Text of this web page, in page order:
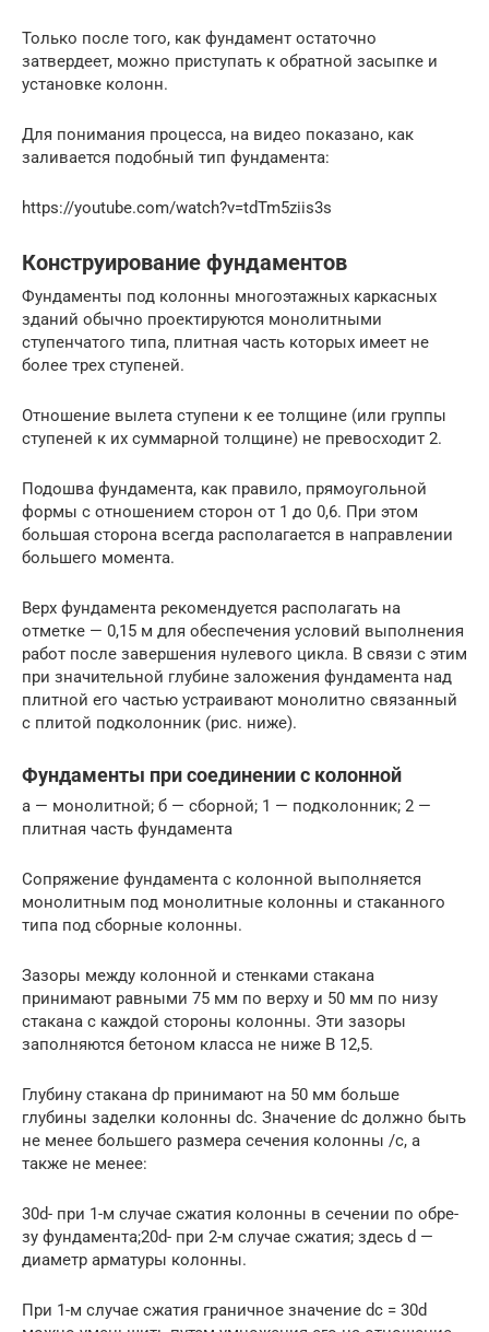
Только после того, как фундамент остаточно
затвердеет, можно приступать к обратной засыпке и
установке колонн.
Для понимания процесса, на видео показано, как
заливается подобный тип фундамента:
https://youtube.com/watch?v=tdTm5ziis3s
Конструирование фундаментов
Фундаменты под колонны многоэтажных каркасных
зданий обычно проектируются монолитными
ступенчатого типа, плитная часть которых имеет не
более трех ступеней.
Отношение вылета ступени к ее толщине (или группы
ступеней к их суммарной толщине) не превосходит 2.
Подошва фундамента, как правило, прямоугольной
формы с отноше­нием сторон от 1 до 0,6. При этом
большая сторона всегда располагается в направлении
большего момента.
Верх фундамента рекомендуется располагать на
отметке — 0,15 м для обес­печения условий выполнения
работ после завершения нулевого цикла. В связи с этим
при значительной глубине заложения фундамента над
плитной его частью устраивают монолитно связанный
с плитой подколонник (рис. ниже).
Фундаменты при соединении с колонной
а — монолитной; б — сборной; 1 — подколонник; 2 —
плитная часть фундамента
Сопряжение фундамента с колонной выполняется
монолитным под монолитные колонны и стаканного
типа под сборные колонны.
Зазоры между колонной и стенками стакана
принимают равными 75 мм по верху и 50 мм по низу
стакана с каждой стороны колонны. Эти зазо­ры
заполняются бетоном класса не ниже В 12,5.
Глубину стакана dp принимают на 50 мм больше
глубины заделки ко­лонны dc. Значение dc должно быть
не менее большего размера сечения ко­лонны /с, а
также не менее:
30d- при 1-м случае сжатия колонны в сечении по обре­
зу фундамента;20d- при 2-м случае сжатия; здесь d —
диаметр арматуры колонны.
При 1-м случае сжатия граничное значение dc = 30d